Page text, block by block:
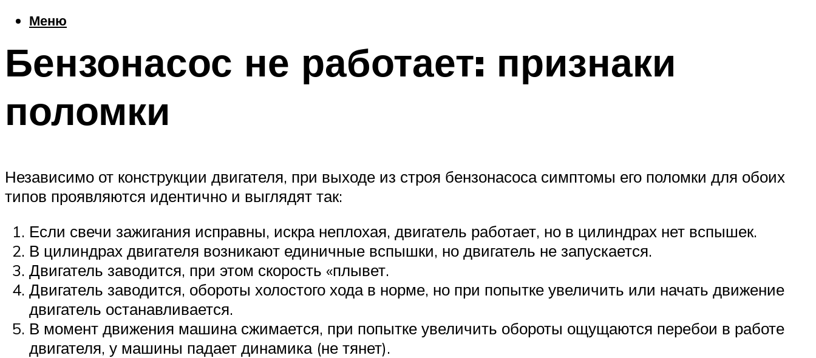
Меню
Бензонасос не работает: признаки
поломки
Независимо от конструкции двигателя, при выходе из строя бензонасоса симптомы его поломки для обоих
типов проявляются идентично и выглядят так:
Если свечи зажигания исправны, искра неплохая, двигатель работает, но в цилиндрах нет вспышек.
В цилиндрах двигателя возникают единичные вспышки, но двигатель не запускается.
Двигатель заводится, при этом скорость «плывет.
Двигатель заводится, обороты холостого хода в норме, но при попытке увеличить или начать движение
двигатель останавливается.
В момент движения машина сжимается, при попытке увеличить обороты ощущаются перебои в работе
двигателя, у машины падает динамика (не тянет).